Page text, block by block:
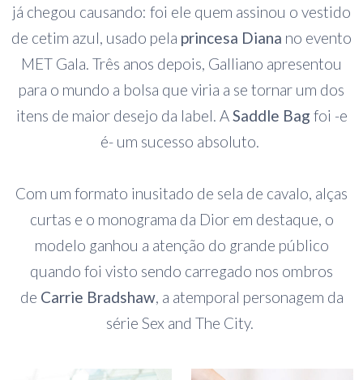
já chegou causando: foi ele quem assinou o vestido
de cetim azul, usado pela princesa Diana no evento
MET Gala. Três anos depois, Galliano apresentou
para o mundo a bolsa que viria a se tornar um dos
itens de maior desejo da label. ASaddle Bag foi -e
é- um sucesso absoluto.
Com um formato inusitado de sela de cavalo, alças
curtas e o monograma da Dior em destaque, o
modelo ganhou a atenção do grande público
quando foi visto sendo carregado nos ombros
de Carrie Bradshaw, a atemporal personagem da
série Sex and The City.